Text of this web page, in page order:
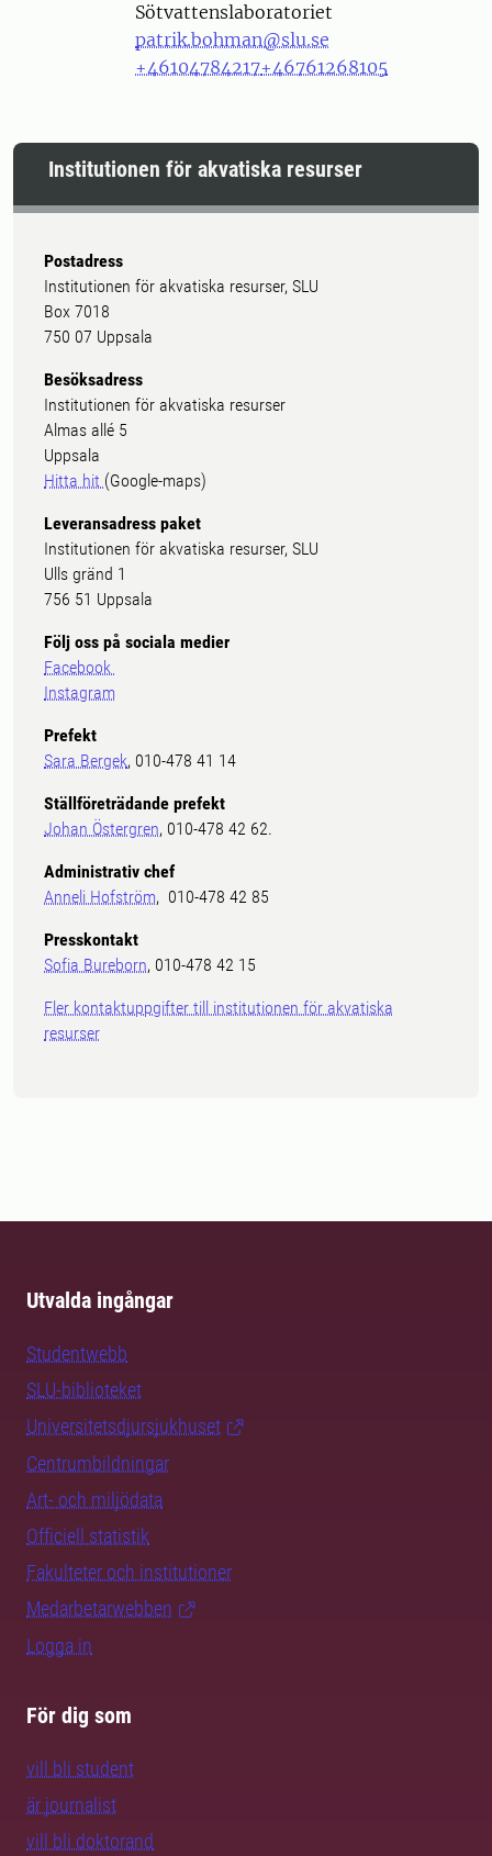
Sötvattenslaboratoriet
patrik.bohman@slu.se
+46104784217+46761268105
Institutionen för akvatiska resurser
Postadress
Institutionen för akvatiska resurser, SLU
Box 7018
750 07 Uppsala
Besöksadress
Institutionen för akvatiska resurser
Almas allé 5
Uppsala
Hitta hit (Google-maps)
Leveransadress paket
Institutionen för akvatiska resurser, SLU
Ulls gränd 1
756 51 Uppsala
Följ oss på sociala medier
Facebook
Instagram
Prefekt
Sara Bergek, 010-478 41 14
Ställföreträdande prefekt
Johan Östergren, 010-478 42 62.
Administrativ chef
Anneli Hofström, 010-478 42 85
Presskontakt
Sofia Bureborn, 010-478 42 15
Fler kontaktuppgifter till institutionen för akvatiska
resurser
Utvalda ingångar
Studentwebb
SLU-biblioteket
Universitetsdjursjukhuset
Centrumbildningar
Art- och miljödata
Officiell statistik
Fakulteter och institutioner
Medarbetarwebben
Logga in
För dig som
vill bli student
är journalist
vill bli doktorand